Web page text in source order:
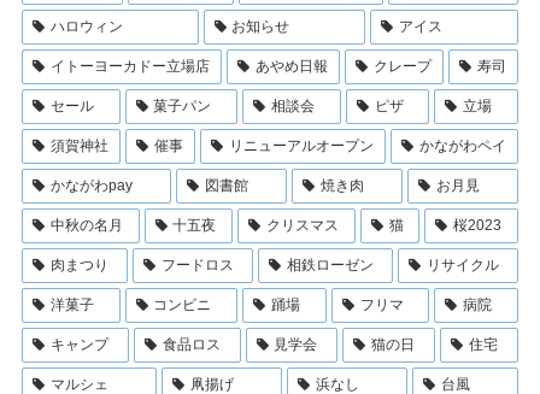
ハロウィン お知らせ アイス
イトーヨーカドー立場店 あやめ日報 クレープ 寿司
セール 菓子パン 相談会 ピザ 立場
須賀神社 催事 リニューアルオープン かながわペイ
かながわpay 図書館 焼き肉 お月見
中秋の名月 十五夜 クリスマス 猫 桜2023
肉まつり フードロス 相鉄ローゼン リサイクル
洋菓子 コンビニ 踊場 フリマ 病院
キャンプ 食品ロス 見学会 猫の日 住宅
マルシェ 凧揚げ 浜なし 台風